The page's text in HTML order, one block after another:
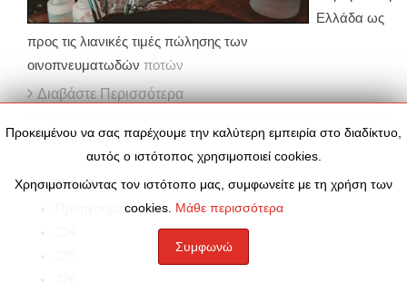
Ελλάδα ως
προς τις λιανικές τιμές πώλησης των
οινοπνευματωδών ποτών
Διαβάστε Περισσότερα
04 Σεπτέμβριος 2025
Έναρξη
Προηγούμενο
Προκειμένου να σας παρέχουμε την καλύτερη εμπειρία στο διαδίκτυο,
αυτός ο ιστότοπος χρησιμοποιεί cookies.
Χρησιμοποιώντας τον ιστότοπο μας, συμφωνείτε με τη χρήση των
cookies. Μάθε περισσότερα
Συμφωνώ